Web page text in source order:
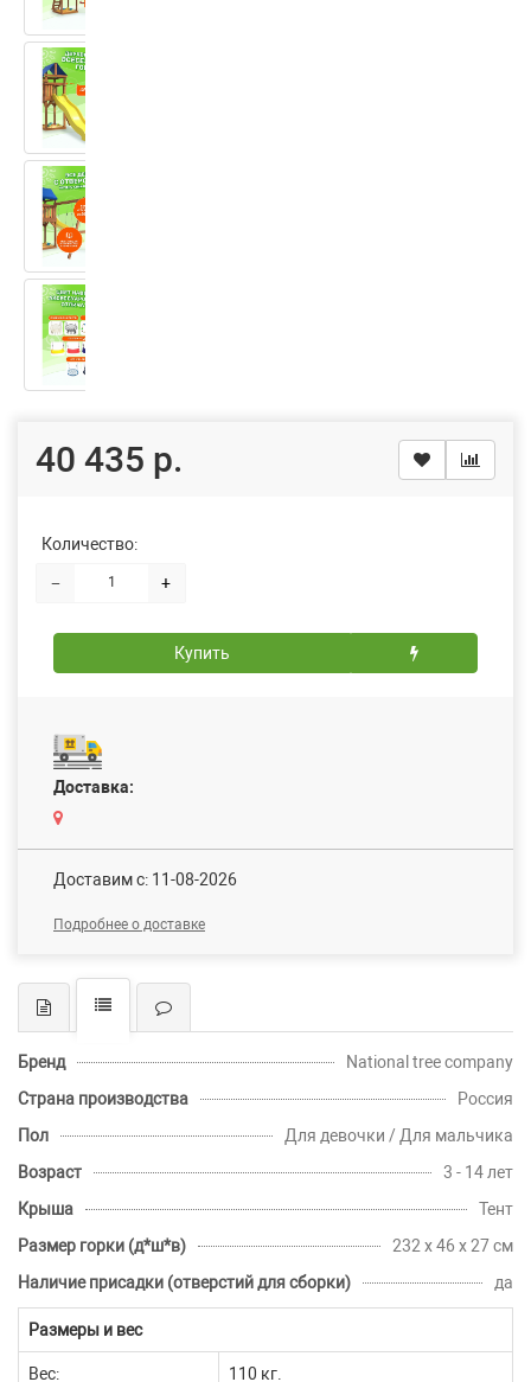
40 435 р.
Количество:
− +
Купить
Доставка:
Доставим c: 11-08-2026
Подробнее о доставке
Бренд
National tree company
Страна производства
Россия
Пол
Для девочки / Для мальчика
Возраст
3 - 14 лет
Крыша
Тент
Размер горки (д*ш*в)
232 х 46 х 27 см
Наличие присадки (отверстий для сборки)
да
Размеры и вес
Вес: 110 кг.